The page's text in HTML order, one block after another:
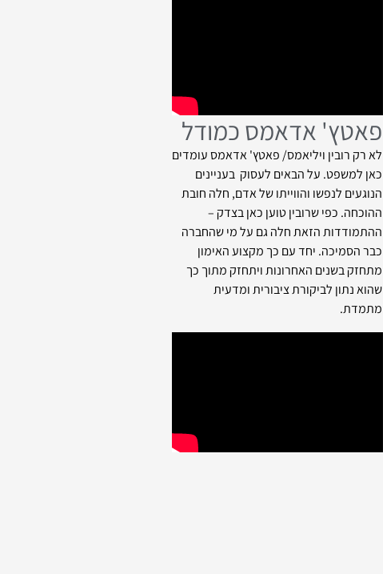
פאטץ' אדאמס כמודל
לא רק רובין ויליאמס/ פאטץ' אדאמס עומדים
כאן למשפט. על הבאים לעסוק בעניינים
הנוגעים לנפשו והווייתו של אדם, חלה חובת
ההוכחה. כפי שרובין טוען כאן בצדק –
ההתמודדות הזאת חלה גם על מי שהחברה
כבר הסמיכה. יחד עם כך מקצוע האימון
מתחזק בשנים האחרונות ויתחזק מתוך כך
שהוא נתון לביקורת ציבורית ומדעית
מתמדת.